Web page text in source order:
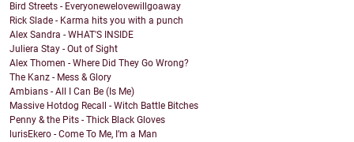
Bird Streets - Everyonewelovewillgoaway
Rick Slade - Karma hits you with a punch
Alex Sandra - WHAT'S INSIDE
Juliera Stay - Out of Sight
Alex Thomen - Where Did They Go Wrong?
The Kanz - Mess & Glory
Ambians - All I Can Be (Is Me)
Massive Hotdog Recall - Witch Battle Bitches
Penny & the Pits - Thick Black Gloves
lurisEkero - Come To Me, I’m a Man